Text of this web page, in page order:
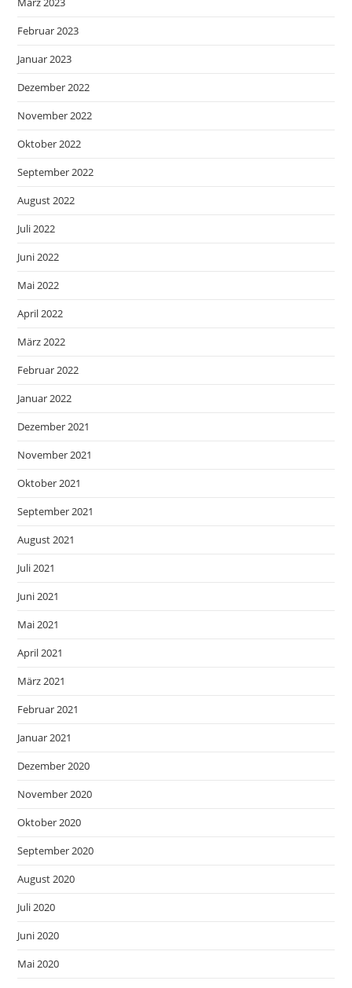
Februar 2023
Januar 2023
Dezember 2022
November 2022
Oktober 2022
September 2022
August 2022
Juli 2022
Juni 2022
Mai 2022
April 2022
März 2022
Februar 2022
Januar 2022
Dezember 2021
November 2021
Oktober 2021
September 2021
August 2021
Juli 2021
Juni 2021
Mai 2021
April 2021
März 2021
Februar 2021
Januar 2021
Dezember 2020
November 2020
Oktober 2020
September 2020
August 2020
Juli 2020
Juni 2020
Mai 2020